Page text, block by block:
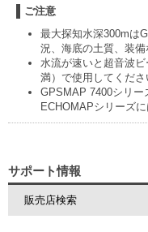
ご注意
最大探知水深300mは
況、海底の土質、装備
水流が速いと超音波
満）で使用してくださ
GPSMAP 7400シリー
ECHOMAPシリーズ
サポート情報
販売店検索